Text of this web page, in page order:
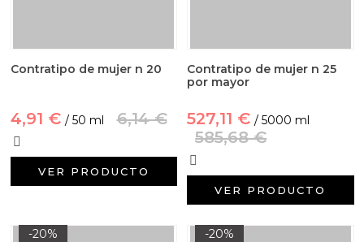
Contratipo de mujer n 20
4,91 € / 50 ml 6,14 €
VER PRODUCTO
Contratipo de mujer n 25
por mayor
527,11 € / 5000 ml
585,68 €
VER PRODUCTO
-20% -20%